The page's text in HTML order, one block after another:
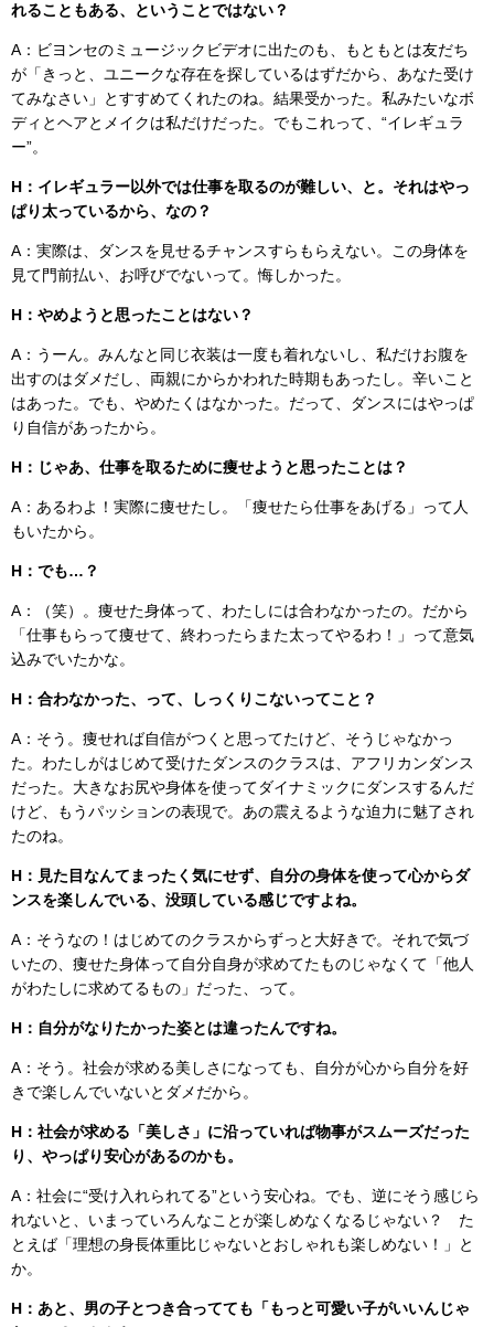
れることもある、ということではない？
A：ビヨンセのミュージックビデオに出たのも、もともとは友だち
が「きっと、ユニークな存在を探しているはずだから、あなた受け
てみなさい」とすすめてくれたのね。結果受かった。私みたいなボ
ディとヘアとメイクは私だけだった。でもこれって、“イレギュラ
ー”。
H：イレギュラー以外では仕事を取るのが難しい、と。それはやっ
ぱり太っているから、なの？
A：実際は、ダンスを見せるチャンスすらもらえない。この身体を
見て門前払い、お呼びでないって。悔しかった。
H：やめようと思ったことはない？
A：うーん。みんなと同じ衣装は一度も着れないし、私だけお腹を
出すのはダメだし、両親にからかわれた時期もあったし。辛いこと
はあった。でも、やめたくはなかった。だって、ダンスにはやっぱ
り自信があったから。
H：じゃあ、仕事を取るために痩せようと思ったことは？
A：あるわよ！実際に痩せたし。「痩せたら仕事をあげる」って人
もいたから。
H：でも…？
A：（笑）。痩せた身体って、わたしには合わなかったの。だから
「仕事もらって痩せて、終わったらまた太ってやるわ！」って意気
込みでいたかな。
H：合わなかった、って、しっくりこないってこと？
A：そう。痩せれば自信がつくと思ってたけど、そうじゃなかっ
た。わたしがはじめて受けたダンスのクラスは、アフリカンダンス
だった。大きなお尻や身体を使ってダイナミックにダンスするんだ
けど、もうパッションの表現で。あの震えるような迫力に魅了され
たのね。
H：見た目なんてまったく気にせず、自分の身体を使って心からダ
ンスを楽しんでいる、没頭している感じですよね。
A：そうなの！はじめてのクラスからずっと大好きで。それで気づ
いたの、痩せた身体って自分自身が求めてたものじゃなくて「他人
がわたしに求めてるもの」だった、って。
H：自分がなりたかった姿とは違ったんですね。
A：そう。社会が求める美しさになっても、自分が心から自分を好
きで楽しんでいないとダメだから。
H：社会が求める「美しさ」に沿っていれば物事がスムーズだった
り、やっぱり安心があるのかも。
A：社会に“受け入れられてる”という安心ね。でも、逆にそう感じら
れないと、いまっていろんなことが楽しめなくなるじゃない？ た
とえば「理想の身長体重比じゃないとおしゃれも楽しめない！」と
か。
H：あと、男の子とつき合ってても「もっと可愛い子がいいんじゃ